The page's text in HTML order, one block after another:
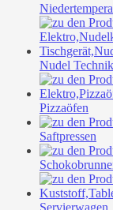
Nudel Technik
Pizzaöfen
Saftpressen
Servierwagen